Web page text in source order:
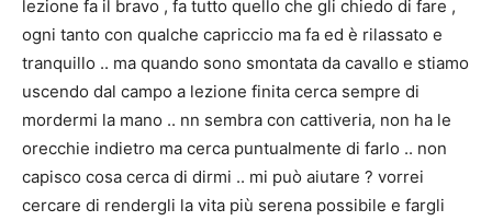
lezione fa il bravo , fa tutto quello che gli chiedo di fare ,
ogni tanto con qualche capriccio ma fa ed è rilassato e
tranquillo .. ma quando sono smontata da cavallo e stiamo
uscendo dal campo a lezione finita cerca sempre di
mordermi la mano .. nn sembra con cattiveria, non ha le
orecchie indietro ma cerca puntualmente di farlo .. non
capisco cosa cerca di dirmi .. mi può aiutare ? vorrei
cercare di rendergli la vita più serena possibile e fargli